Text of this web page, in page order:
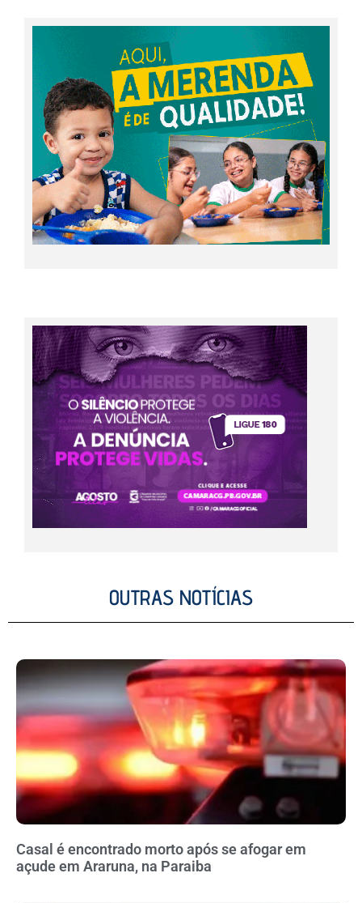
OUTRAS NOTÍCIAS
Casal é encontrado morto após se afogar em
açude em Araruna, na Paraiba